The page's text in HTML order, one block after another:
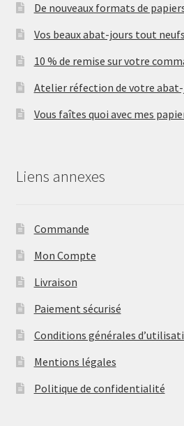
De nouveaux formats de
Vos beaux abat-jours tout neufs
10 % de remise sur votre
Atelier réfection de votre
Vous faîtes quoi avec mes
Liens annexes
Commande
Mon Compte
Livraison
Paiement sécurisé
Conditions générales
Mentions légales
Politique de confidentialité